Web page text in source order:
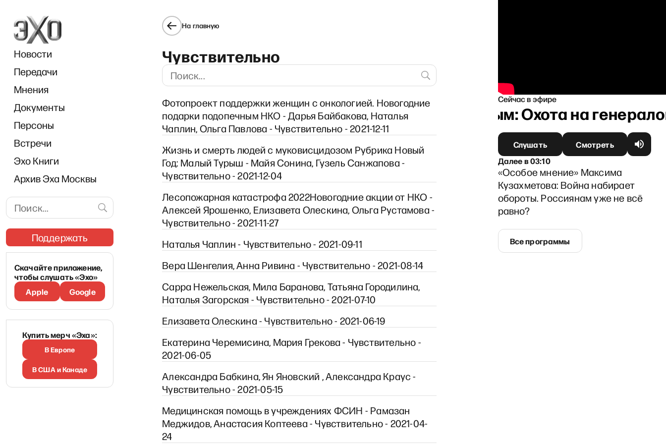
Новости
Передачи
Мнения
Документы
Персоны
Встречи
Эхо Книги
Архив Эха Москвы
Поддержать
Скачайте приложение,
чтобы слушать «Эхо»
Apple
Google
Купить мерч «Эха»:
В Европе
В США и Канаде
На главную
Чувствительно
Фотопроект поддержки женщин с онкологией. Новогодние
подарки подопечным НКО - Дарья Байбакова, Наталья
Чаплин, Ольга Павлова - Чувствительно - 2021-12-11
Жизнь и смерть людей с муковисцидозом Рубрика Новый
Год: Малый Турыш - Майя Сонина, Гузель Санжапова -
Чувствительно - 2021-12-04
Лесопожарная катастрофа 2022Новогодние акции от НКО -
Алексей Ярошенко, Елизавета Олескина, Ольга Рустамова -
Чувствительно - 2021-11-27
Наталья Чаплин - Чувствительно - 2021-09-11
Вера Шенгелия, Анна Ривина - Чувствительно - 2021-08-14
Сарра Нежельская, Мила Баранова, Татьяна Городилина,
Наталья Загорская - Чувствительно - 2021-07-10
Елизавета Олескина - Чувствительно - 2021-06-19
Екатерина Черемисина, Мария Грекова - Чувствительно -
2021-06-05
Александра Бабкина, Ян Яновский , Александра Краус -
Чувствительно - 2021-05-15
Медицинская помощь в учреждениях ФСИН - Рамазан
Меджидов, Анастасия Коптеева - Чувствительно - 2021-04-
24
Сейчас в эфире
ON AIR с Фёдором Крашенинниковым: Охота на
Слушать
Смотреть
Далеев03:10
«Особое мнение» Максима
Кузахметова: Война набирает
обороты. Россиянам уже не всё
равно?
Все программы